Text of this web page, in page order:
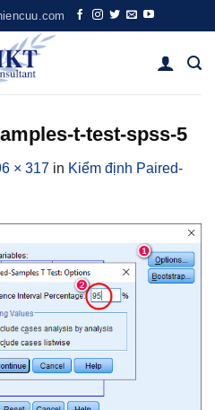
t-test-spss-5
× 317 in Kiểm định Paired-